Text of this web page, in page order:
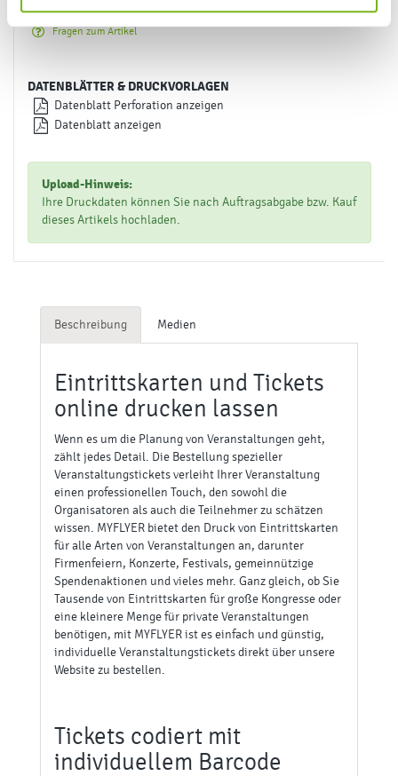
Fragen zum Artikel
DATENBLÄTTER & DRUCKVORLAGEN
Datenblatt Perforation anzeigen
Datenblatt anzeigen
Upload-Hinweis:
Ihre Druckdaten können Sie nach Auftragsabgabe bzw. Kauf
dieses Artikels hochladen.
Beschreibung Medien
Eintrittskarten und Tickets
online drucken lassen
Wenn es um die Planung von Veranstaltungen geht,
zählt jedes Detail. Die Bestellung spezieller
Veranstaltungstickets verleiht Ihrer Veranstaltung
einen professionellen Touch, den sowohl die
Organisatoren als auch die Teilnehmer zu schätzen
wissen. MYFLYER bietet den Druck von Eintrittskarten
für alle Arten von Veranstaltungen an, darunter
Firmenfeiern, Konzerte, Festivals, gemeinnützige
Spendenaktionen und vieles mehr. Ganz gleich, ob Sie
Tausende von Eintrittskarten für große Kongresse oder
eine kleinere Menge für private Veranstaltungen
benötigen, mit MYFLYER ist es einfach und günstig,
individuelle Veranstaltungstickets direkt über unsere
Website zu bestellen.
Tickets codiert mit
individuellem Barcode